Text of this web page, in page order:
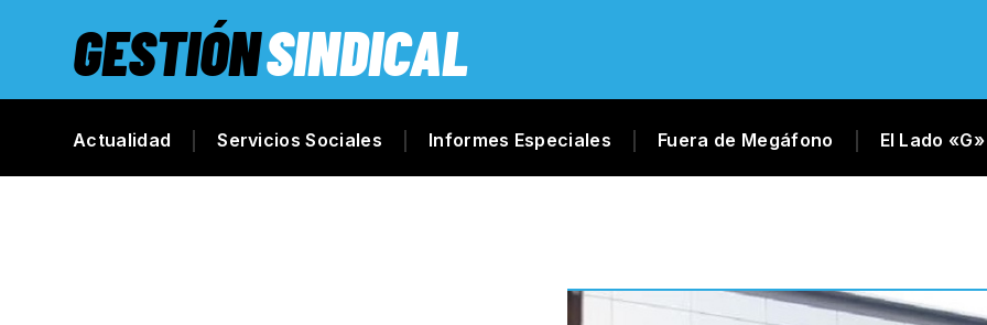
GESTIÓNSINDICAL
Actualidad Servicios Sociales Informes Especiales Fuera de Megáfono El Lado «G»